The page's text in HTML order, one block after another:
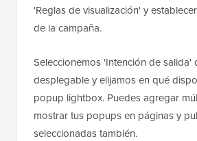
'Reglas de visualización' y
de la campaña.
Seleccionemos 'Intención de salida'
desplegable y elijamos en qué
popup lightbox. Puedes agregar
mostrar tus popups en páginas y
seleccionadas también.